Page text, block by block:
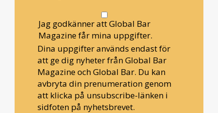
Jag godkänner att Global Bar
Magazine får mina uppgifter.
Dina uppgifter används endast för
att ge dig nyheter från Global Bar
Magazine och Global Bar. Du kan
avbryta din prenumeration genom
att klicka på unsubscribe-länken i
sidfoten på nyhetsbrevet.